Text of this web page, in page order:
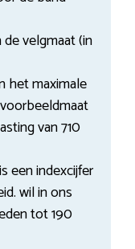
velgmaat (in
het maximale
van 710
een indexcijfer
wil in ons
tot 190